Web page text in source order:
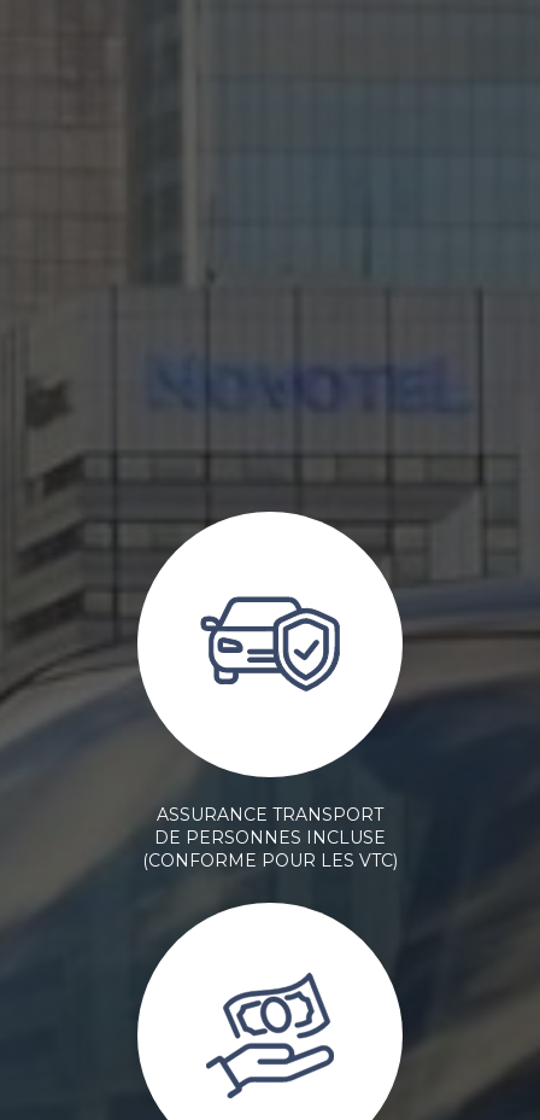
ASSURANCE TRANSPORT
DE PERSONNES INCLUSE
(CONFORME POUR LES VTC)